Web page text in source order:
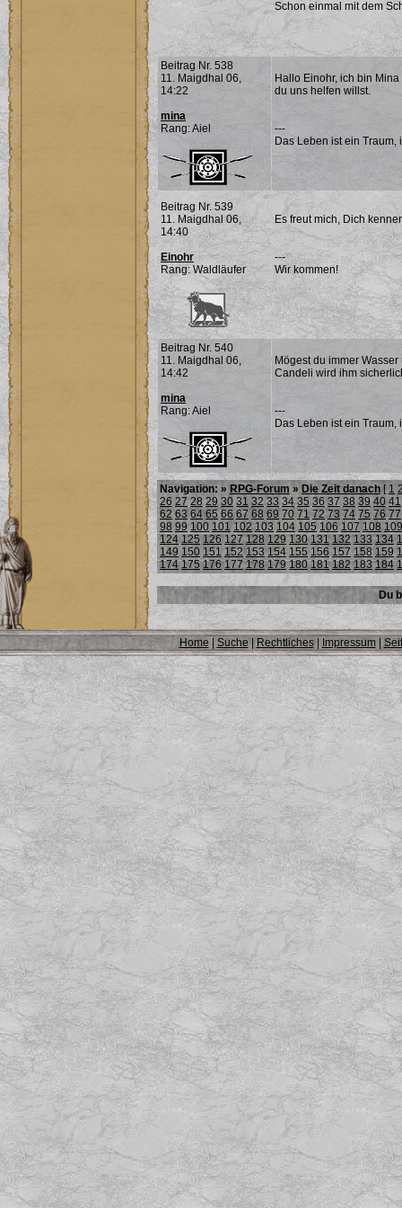
Schon einmal mit dem
Beitrag Nr. 538
11. Maigdhal 06,
14:22
mina
Rang: Aiel
Hallo Einohr, ich bin
du uns helfen willst.
---
Das Leben ist ein
Beitrag Nr. 539
11. Maigdhal 06,
14:40
Einohr
Rang: Waldläufer
Es freut mich, Dich
---
Wir kommen!
Beitrag Nr. 540
11. Maigdhal 06,
14:42
mina
Rang: Aiel
Mögest du immer
Candeli wird ihm
---
Das Leben ist ein
Navigation: » RPG-Forum » Die Zeit danach [1
26 27 28 29 30 31 32 33 34 35 36 37 38 39 40 41
62 63 64 65 66 67 68 69 70 71 72 73 74 75 76 77
98 99 100 101 102 103 104 105 106 107 108 109
124 125 126 127 128 129 130 131 132 133 134
149 150 151 152 153 154 155 156 157 158 159
174 175 176 177 178 179 180 181 182 183 184
Du
Home| Suche | Rechtliches| Impressum|